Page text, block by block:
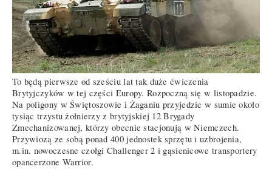
To będą pierwsze od sześciu lat tak duże ćwiczenia
Brytyjczyków w tej części Europy. Rozpoczną się w listopadzie.
Na poligony w Świętoszowie i Żaganiu przyjedzie w sumie około
tysiąc trzystu żołnierzy z brytyjskiej 12 Brygady
Zmechanizowanej, którzy obecnie stacjonują w Niemczech.
Przywiozą ze sobą ponad 400 jednostek sprzętu i uzbrojenia,
m.in. nowoczesne czołgi Challenger 2 i gąsienicowe transportery
opancerzone Warrior.